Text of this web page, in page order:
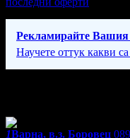
Рекламирайте Вашия
Научете оттук какви
1Варна, в.з. Боровец